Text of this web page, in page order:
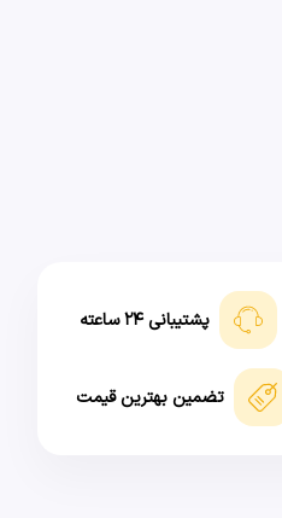
پشتیبانی ۲۴ ساعته
تضمین بهترین قیمت